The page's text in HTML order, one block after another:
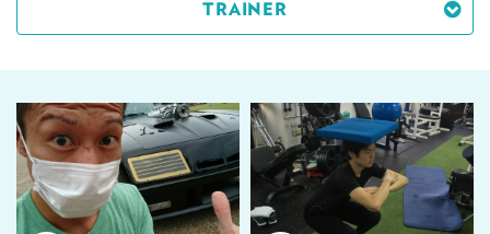
TRAINER